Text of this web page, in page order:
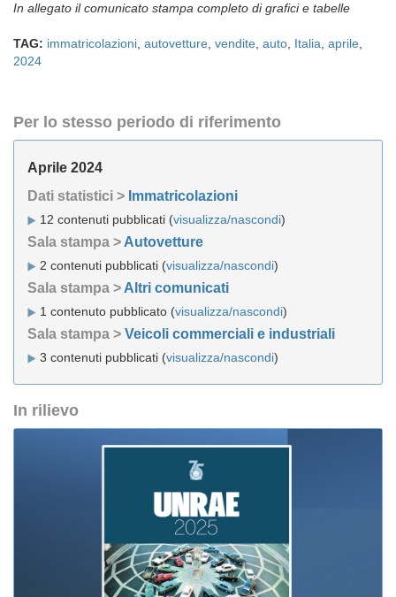
In allegato il comunicato stampa completo di grafici e tabelle
TAG: immatricolazioni autovetture vendite auto Italia aprile
2024
Per lo stesso periodo di riferimento
Aprile 2024
Dati statistici > Immatricolazioni
12 contenuti pubblicati (visualizza/nascondi)
Sala stampa > Autovetture
2 contenuti pubblicati (visualizza/nascondi)
Sala stampa > Altri comunicati
1 contenuto pubblicato (visualizza/nascondi)
Sala stampa > Veicoli commerciali e industriali
3 contenuti pubblicati (visualizza/nascondi)
In rilievo